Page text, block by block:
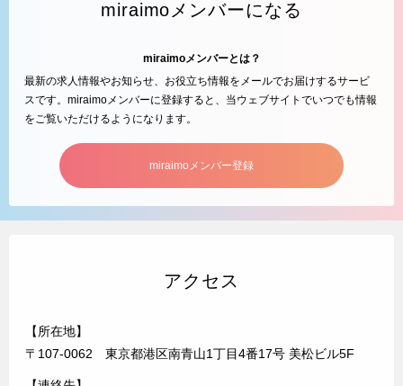
miraimoメンバーになる
miraimoメンバーとは？
最新の求人情報やお知らせ、お役立ち情報をメールでお届けするサービ
スです。miraimoメンバーに登録すると、当ウェブサイトでいつでも情報
をご覧いただけるようになります。
miraimoメンバー登録
アクセス
【所在地】
〒107-0062 東京都港区南青山1丁目4番17号 美松ビル5F